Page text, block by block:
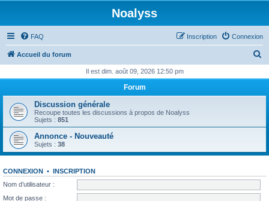
Noalyss
FAQ Connexion
Inscription
Accueil du forum
h
r
h
Il est dim. août 09, 2026 12:50 pm
Forum
Discussion générale
Recoupe toutes les discussions à propos de Noalyss
Sujets : 851
Annonce - Nouveauté
Sujets : 38
CONNEXION • INSCRIPTION
Nom d’utilisateur :
Mot de passe :